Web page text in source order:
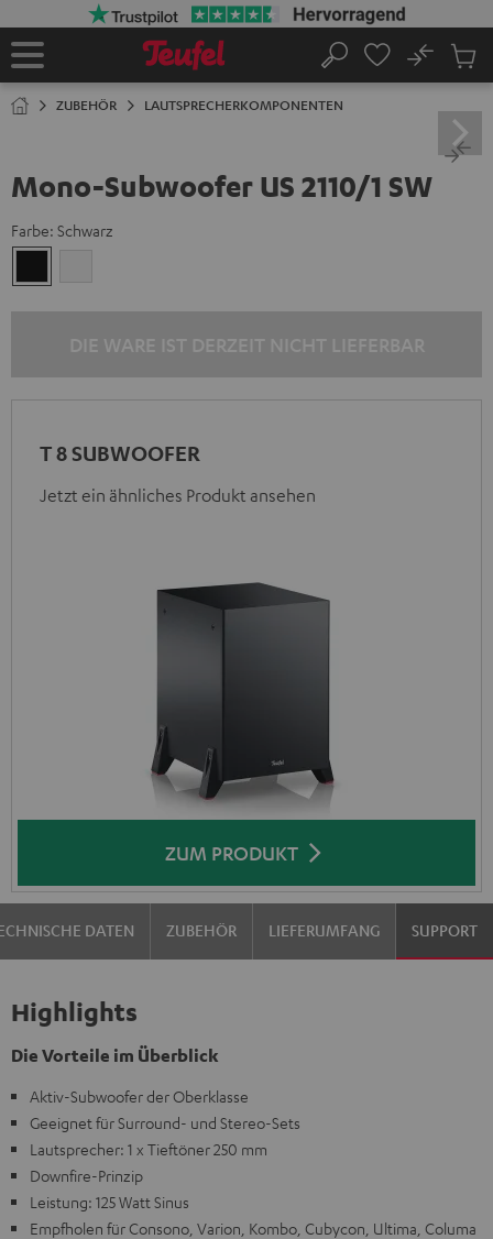
Startseite
Suche
No
ZUBEHÖR LAUTSPRECHERKOMPONENTEN
Mono-Subwoofer US 2110/1 SW
Farbe: Schwarz
T 8 SUBWOOFER
Jetzt ein ähnliches Produkt ansehen
ZUM PRODUKT
DATEN ZUBEHÖR LIEFERUMFANG SUPPORT
Highlights
Die Vorteile im Überblick
Aktiv-Subwoofer der Oberklasse
Geeignet für Surround- und Stereo-Sets
Lautsprecher: 1 x Tieftöner 250 mm
Downfire-Prinzip
Leistung: 125 Watt Sinus
Empfholen für Consono, Varion, Kombo, Cubycon, Ultima, Columa